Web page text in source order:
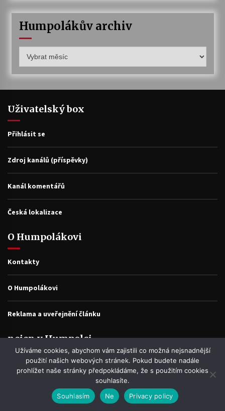
Humpolákův archiv
archiv
Uživatelský box
Přihlásit se
Zdroj kanálů (příspěvky)
Kanál komentářů
Česká lokalizace
O Humpolákovi
Kontakty
O Humpolákovi
Reklama a uveřejnění článku
nejen v Humpolci
Najdete ZDE popis zajímavých míst, informací, pověstí, historek a
fotografíí, které se k nim váží.
Užíváme cookies, abychom vám zajistili co možná nejsnadnější
použití našich webových stránek. Pokud budete nadále
prohlížet naše stránky předpokládáme, že s použitím cookies
souhlasíte.
Souhlasím
Ne Privacy policy